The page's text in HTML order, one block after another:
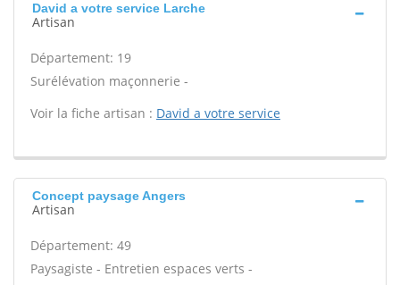
David a votre service Larche
Artisan
Département: 19
Surélévation maçonnerie -
Voir la fiche artisan : David a votre service
Concept paysage Angers
Artisan
Département: 49
Paysagiste - Entretien espaces verts -